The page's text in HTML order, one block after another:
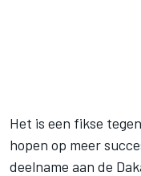
Het is een fikse
hopen op meer
deelname aan de